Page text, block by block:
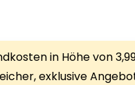
in Höhe von
exklusive